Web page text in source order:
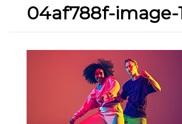
04af788f-image-